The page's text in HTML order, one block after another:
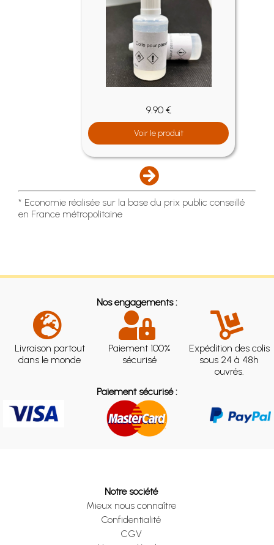
9.90 €
Voir le produit
* Economie réalisée sur la base du prix public conseillé
en France métropolitaine
Nos engagements :
Livraison partout
dans le monde
Paiement 100%
sécurisé
Expédition des colis
sous 24 à 48h
ouvrés.
Paiement sécurisé :
Notre société
Mieux nous connaître
Confidentialité
CGV